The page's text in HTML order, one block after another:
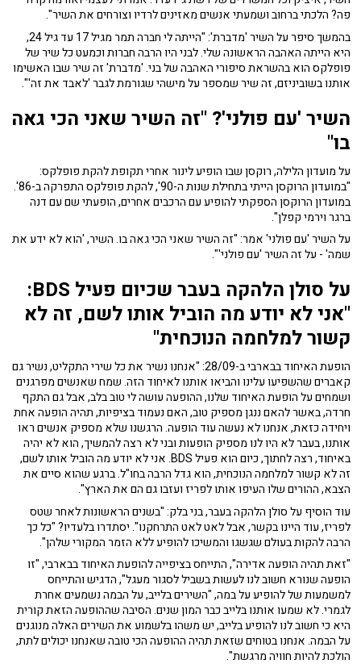
פה? הלכתי ברחוב ושמעתי אנשים מאזינים לרדיו וצורחים את השיר".
בהמשך סיפר על השיר 'מדברת': "הייתה לי חברה תמר מגיל 17 עד גיל 24,
היא הייתה האהבה הראשונה שלי. לבני היו הרבה חברות וכמעט כל שיר של
פופלקס הוא בהשראת סיפורי האהבה של בני. 'מדברת' זה שיר שבו האשימו
אותנו בשוביניזם, זה שיר שמספר על מישהי שגורמת לגבר 'לאבד את זה'".
השיר 'עם פולני'? "זה השיר שאני הכי גאה
בו"
על מועדון הלילה, רוקסן שבו הופיע לינור אחרי תקופת להקת פופלקס:
"במועדון הרוקסן הייתי בתחילת שנות ה-90', להקת פופלקס התפרקה ב-86'.
במועדון הרוקסן הספקתי להופיע עם הרכבים אחרים, הופעתי שם עם דנה
ברגר וירמי קפלן".
על השיר 'עם פולני' אמר: "זה השיר שאני הכי גאה בו. השיר, 'הוא לא ידע את
שמה' - על זה השיר 'עם פולני'".
על סולן הלהקה בעבר שכיום פעיל BDS:
"אני לא יודע מה הוביל אותו לשם, זה לא
קשור למלחמה הנוכחית"
הופעת האיחוד בבארבי ב-28/09: "אנחנו נשיר את כל שירי התקליט, נשיר גם
קאברים שהשפיעו עלינו והביאו אותנו לאיחוד הזה. שמח שאנשים מפרגנים
ושמחים על הופעת האיחוד שלנו, ההופעה עושה לי טוב בלב, אבל גם התקף
חרדה, באשר להאם ננגן מספיק טוב, האם נעמוד בציפיות, תהיה הופעה אחת
ויחידה כזאת, אנחנו לא נעשה עוד הופעה. הרגשנו שלא מספיק אנשים ראו
אותנו, בעבר לא היו לנו מספיק הופעות ובני לא רצה להמשיך, הוא לא יהיה
באיחוד, רצה לחתוך, כיום הוא פעיל BDS. אני לא יודע מה הוביל אותו לשם,
זה לא קשור למלחמה הנוכחית, הוא גדל הרבה בחו"ל. ברגע שהוא סיים את
הצבא, ההורים שלו העיפו אותו לפריז ועזבו גם הם את הארץ".
עוד הוסיף על סולן הלהקה בעבר, בני בלק: "בשנים הראשונות לאחר שטס
לפריז, עוד היינו בקשר, אבל לאט לאט התרחקנו". יסתדרו בלעדיו? "כל כך
הרבה להקות בעולם שגשגו והמשיכו להופיע ללא הזמר המקורי שלהן".
"זאת תהיה הופעה אדירה", התייחס בציפייה להופעת האיחוד בבארבי, "זו
הופעה שנורא חשוב לנו לעשות בשביל לסגור מעגל", הדגיש והתייחס
למשמעות של להופיע על במה, "השירים בלייב, על הבמה נשמעים אחרת
לגמרי. לא שמעו אותנו בלייב כבר המון שנים. הסיבה שההופעה הזאת קורית
היא כי חשוב לנו להופיע בלייב, יש משהו בלשמוע את השירים האלה מנוגנים
על הבמה. אנחנו בטוחים שזאת תהיה ההופעה הכי טובה שאנחנו יכולים לתת,
הולכת להיות חוויה מרגשת".